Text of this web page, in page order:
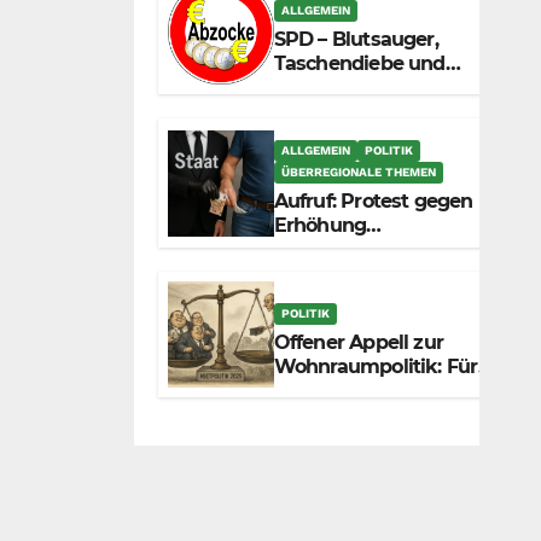
zunehmend unter die
Räder.
ALLGEMEIN
SPD – Blutsauger,
Taschendiebe und
ALLGEMEIN
POLITIK
ÜBERREGIONALE THEMEN
Aufruf: Protest gegen
Erhöhung
POLITIK
Offener Appell zur
Wohnraumpolitik: Für
mehr Fairness